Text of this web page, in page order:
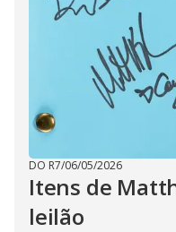
DO R7/06/05/2026
Itens de
leilão